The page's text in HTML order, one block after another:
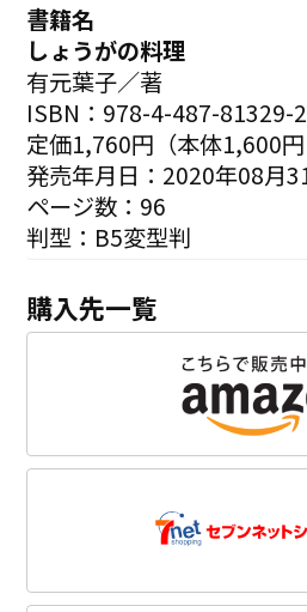
書籍名
しょうがの料理
有元葉子／著
ISBN：978-4-487-81329-2
定価1,760円（本体1,600円
発売年月日：2020年08月
ページ数：96
判型：B5変型判
購入先一覧